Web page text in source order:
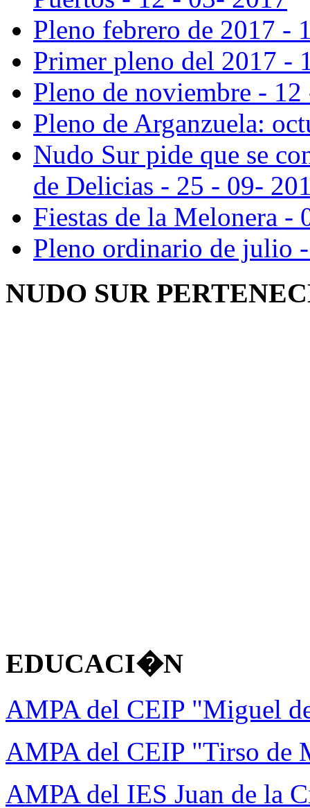
Pleno febrero de 2017 -
Primer pleno del 2017 -
Pleno de noviembre -
Pleno de Arganzuela:
Nudo Sur pide que se
de Delicias - 25 - 09-
Fiestas de la Melonera -
Pleno ordinario de julio
NUDO SUR
EDUCACI�N
AMPA del CEIP "Miguel
AMPA del CEIP "Tirso de
AMPA del IES Juan de la